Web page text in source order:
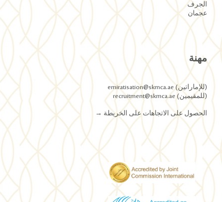
الجرف
عجمان
مهنة
(للإماراتين) emiratisation@skmca.ae
(للمقيمين) recruitment@skmca.ae
الحصول على الاتجاهات على الخريطة →